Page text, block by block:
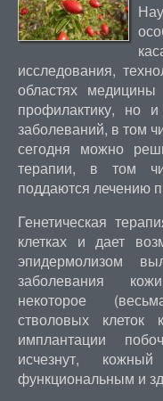
исследования,
областях
профилактику, но
заболеваний, в том
сегодня можно
терапии, в том
поддаются лечению
Генетическая
клетках и дает
эпидермолизом
заболевания
некоторое
стволовых
имплантации
исчезнут,
функциональным и